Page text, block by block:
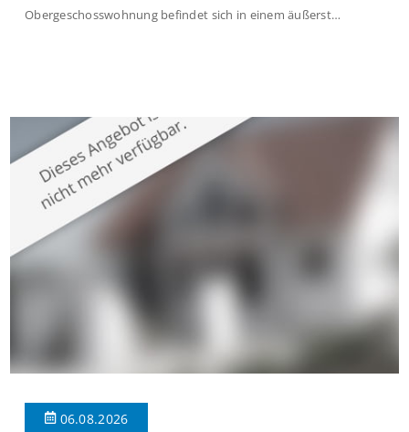
Obergeschosswohnung befindet sich in einem äußerst
großzügige Räume und eine hochwertige Ausstattung, die
modernen Wohnkomfort mit einem stilvollen Ambiente
verbindet. Der […]
06.08.2026